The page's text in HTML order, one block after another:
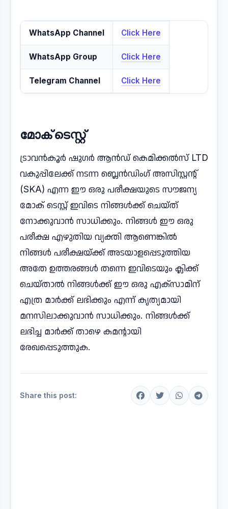
WhatsApp Channel Click Here
WhatsApp Group Click Here
Telegram Channel Click Here
മോക് ടെസ്റ്റ്
ട്രാവൻകൂർ ഷുഗർ ആൻഡ് കെമിക്കൽസ് LTD
വകുപ്പിലേക്ക് നടന്ന ബ്ലെൻഡിംഗ് അസിസ്റ്റന്റ്
(SKA) എന്ന ഈ ഒരു പരീക്ഷയുടെ സൗജന്യ
മോക് ടെസ്റ്റ് ഇവിടെ നിങ്ങൾക്ക് ചെയ്ത്
നോക്കുവാൻ സാധിക്കും. നിങ്ങൾ ഈ ഒരു
പരീക്ഷ എഴുതിയ വ്യക്തി ആണെങ്കിൽ
നിങ്ങൾ പരീക്ഷയ്ക്ക് അടയാളപ്പെടുത്തിയ
അതേ ഉത്തരങ്ങൾ തന്നെ ഇവിടെയും ക്ലിക്ക്
ചെയ്താൽ നിങ്ങൾക്ക് ഈ ഒരു എക്സാമിന്
എത്ര മാർക്ക് ലഭിക്കും എന്ന് കൃത്യമായി
മനസിലാക്കുവാൻ സാധിക്കും. നിങ്ങൾക്ക്
ലഭിച്ച മാർക്ക് താഴെ കമന്റായി
രേഖപ്പെടുത്തുക.
Share this post: